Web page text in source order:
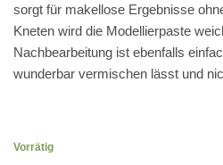
sorgt für makellose Ergebnisse
Kneten wird die Modellierpaste
Nachbearbeitung ist ebenfalls
wunderbar vermischen lässt und
Vorrätig